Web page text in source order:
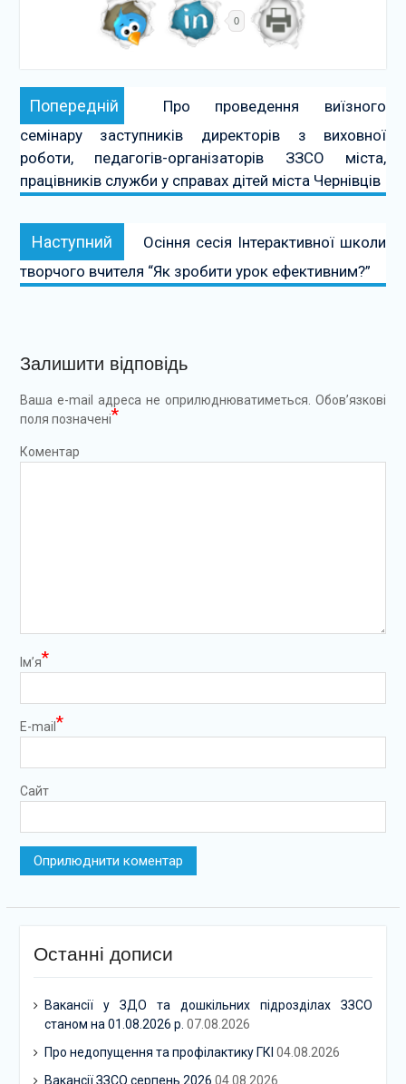
0
Навігація
записів
Попередній Попередній:
Про проведення виїзного
семінару заступників директорів з виховної
роботи, педагогів-організаторів ЗЗСО міста,
працівників служби у справах дітей міста Чернівців
Наступний Наступний:
Осіння сесія Інтерактивної школи
творчого вчителя “Як зробити урок ефективним?”
Залишити відповідь
Ваша e-mail адреса не оприлюднюватиметься. Обов’язкові
поля позначені*
Коментар
Ім’я*
E-mail *
Сайт
Останні дописи
Вакансії у ЗДО та дошкільних підрозділах ЗЗСО
станом на 01.08.2026 р. 07.08.2026
Про недопущення та профілактику ГКІ 04.08.2026
Вакансії ЗЗСО серпень 2026 04.08.2026